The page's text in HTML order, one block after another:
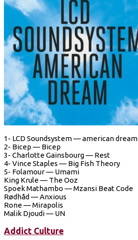
1- LCD Soundsystem — american dream
2- Bicep — Bicep
3- Charlotte Gainsbourg — Rest
4- Vince Staples — Big Fish Theory
5- Folamour — Umami
King Krule — The Ooz
Spoek Mathambo — Mzansi Beat Code
Rødhåd — Anxious
Rone — Mirapolis
Malik Djoudi — UN
Addict Culture